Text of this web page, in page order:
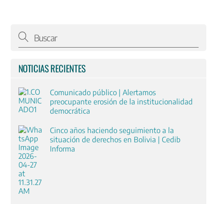
NOTICIAS RECIENTES
Comunicado público | Alertamos
preocupante erosión de la institucionalidad
democrática
Cinco años haciendo seguimiento a la
situación de derechos en Bolivia | Cedib
Informa